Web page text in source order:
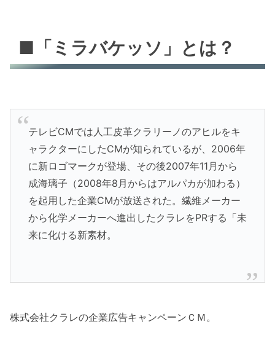
■「ミラバケッソ」とは？
テレビCMでは人工皮革クラリーノのアヒルをキ
ャラクターにしたCMが知られているが、2006年
に新ロゴマークが登場、その後2007年11月から
成海璃子（2008年8月からはアルパカが加わる）
を起用した企業CMが放送された。繊維メーカー
から化学メーカーへ進出したクラレをPRする「未
来に化ける新素材。
株式会社クラレの企業広告キャンペーンＣＭ。